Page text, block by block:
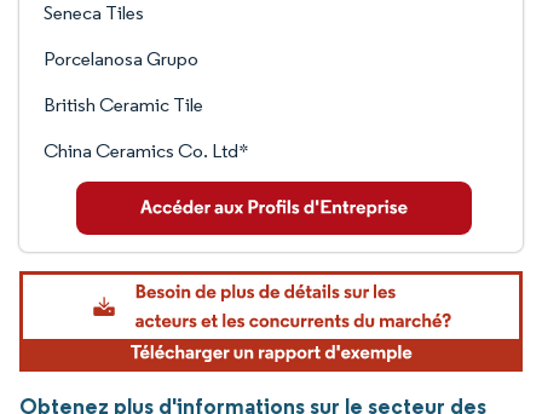
Seneca Tiles
Porcelanosa Grupo
British Ceramic Tile
China Ceramics Co. Ltd*
Obtenez plus d'informations sur le secteur des